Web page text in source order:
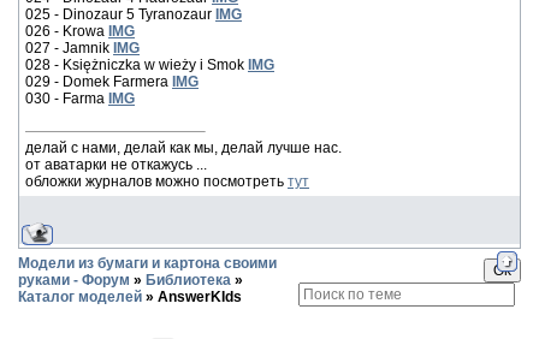
025 - Dinozaur 5 Tyranozaur IMG
026 - Krowa IMG
027 - Jamnik IMG
028 - Księżniczka w wieży i Smok IMG
029 - Domek Farmera IMG
030 - Farma IMG
делай с нами, делай как мы, делай лучше нас.
от аватарки не откажусь ...
обложки журналов можно посмотреть тут
Модели из бумаги и картона своими
руками - Форум » Библиотека »
Каталог моделей » AnswerKIds